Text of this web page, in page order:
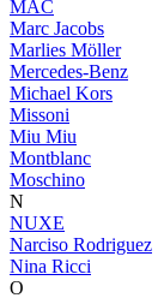
MAC
Marc Jacobs
Marlies Möller
Mercedes-Benz
Michael Kors
Missoni
Miu Miu
Montblanc
Moschino
N
NUXE
Narciso Rodriguez
Nina Ricci
O